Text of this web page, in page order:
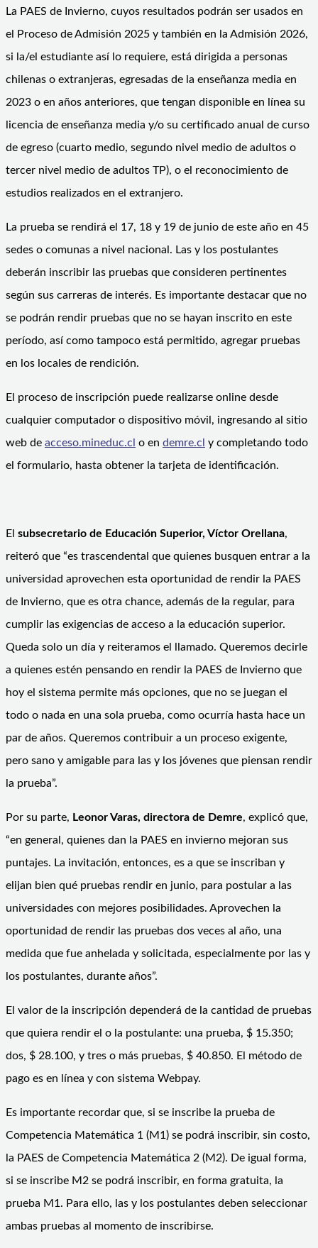
La PAES de Invierno, cuyos resultados podrán ser usados en
el Proceso de Admisión 2025 y también en la Admisión 2026,
si la/el estudiante así lo requiere, está dirigida a personas
chilenas o extranjeras, egresadas de la enseñanza media en
2023 o en años anteriores, que tengan disponible en línea su
licencia de enseñanza media y/o su certificado anual de curso
de egreso (cuarto medio, segundo nivel medio de adultos o
tercer nivel medio de adultos TP), o el reconocimiento de
estudios realizados en el extranjero.
La prueba se rendirá el 17, 18 y 19 de junio de este año en 45
sedes o comunas a nivel nacional. Las y los postulantes
deberán inscribir las pruebas que consideren pertinentes
según sus carreras de interés. Es importante destacar que no
se podrán rendir pruebas que no se hayan inscrito en este
período, así como tampoco está permitido, agregar pruebas
en los locales de rendición.
El proceso de inscripción puede realizarse online desde
cualquier computador o dispositivo móvil, ingresando al sitio
web de acceso.mineduc.cl o en demre.cl y completando todo
el formulario, hasta obtener la tarjeta de identificación.
El subsecretario de Educación Superior, Víctor Orellana,
reiteró que “es trascendental que quienes busquen entrar a la
universidad aprovechen esta oportunidad de rendir la PAES
de Invierno, que es otra chance, además de la regular, para
cumplir las exigencias de acceso a la educación superior.
Queda solo un día y reiteramos el llamado. Queremos decirle
a quienes estén pensando en rendir la PAES de Invierno que
hoy el sistema permite más opciones, que no se juegan el
todo o nada en una sola prueba, como ocurría hasta hace un
par de años. Queremos contribuir a un proceso exigente,
pero sano y amigable para las y los jóvenes que piensan rendir
la prueba”.
Por su parte, Leonor Varas, directora de Demre, explicó que,
“en general, quienes dan la PAES en invierno mejoran sus
puntajes. La invitación, entonces, es a que se inscriban y
elijan bien qué pruebas rendir en junio, para postular a las
universidades con mejores posibilidades. Aprovechen la
oportunidad de rendir las pruebas dos veces al año, una
medida que fue anhelada y solicitada, especialmente por las y
los postulantes, durante años”.
El valor de la inscripción dependerá de la cantidad de pruebas
que quiera rendir el o la postulante: una prueba, $ 15.350;
dos, $ 28.100, y tres o más pruebas, $ 40.850. El método de
pago es en línea y con sistema Webpay.
Es importante recordar que, si se inscribe la prueba de
Competencia Matemática 1 (M1) se podrá inscribir, sin costo,
la PAES de Competencia Matemática 2 (M2). De igual forma,
si se inscribe M2 se podrá inscribir, en forma gratuita, la
prueba M1. Para ello, las y los postulantes deben seleccionar
ambas pruebas al momento de inscribirse.